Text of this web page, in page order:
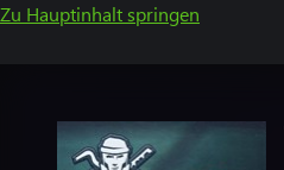
Zu Hauptinhalt springen